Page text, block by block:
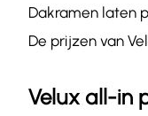
Dakramen laten
De prijzen van
Velux all-in